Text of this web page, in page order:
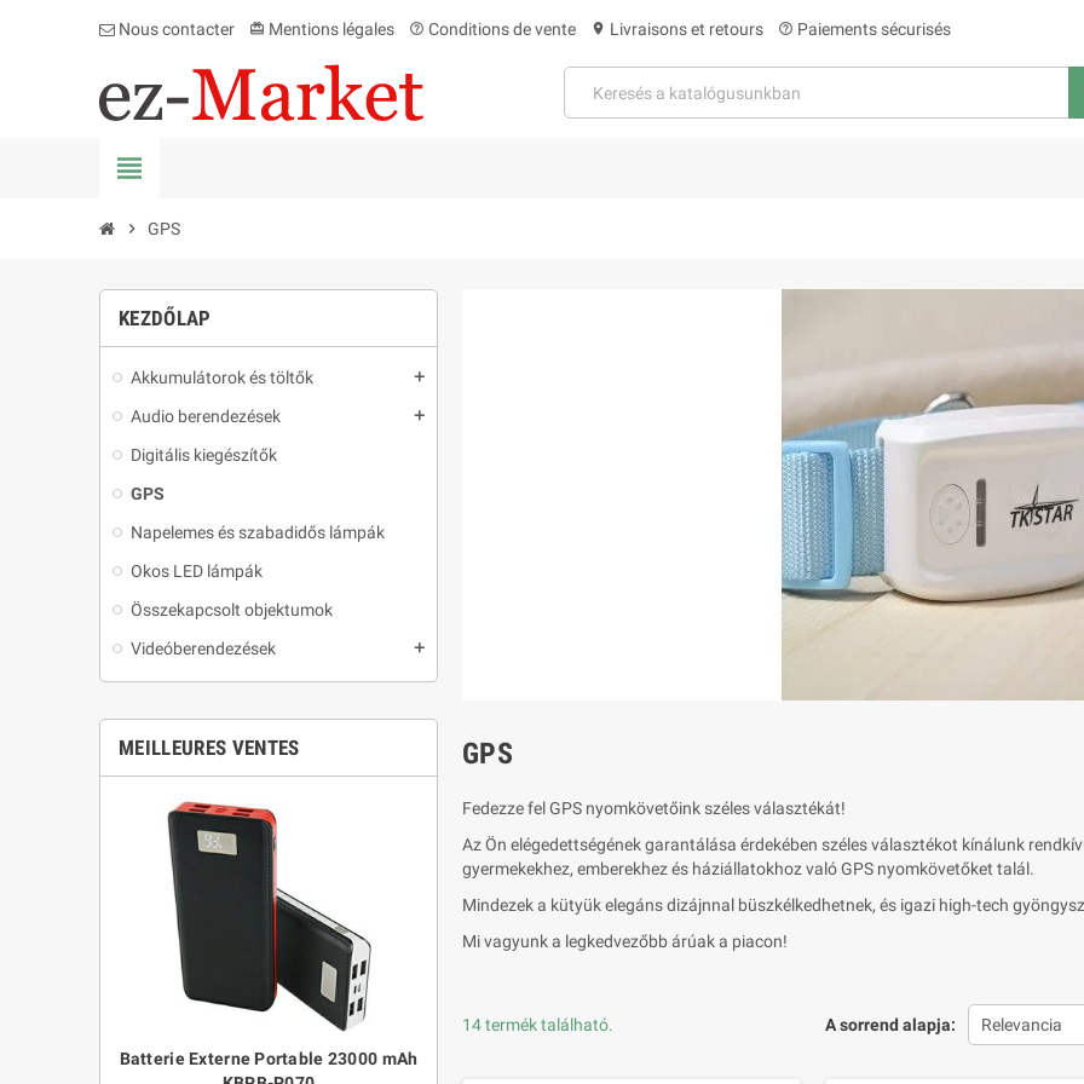
Nous contacter card_giftcard Mentions légales help_outline Conditions de vente location_on Livraisons et retours help_outline Paiements sécurisés
view_headline
chevron_right GPS
KEZDŐLAP
Akkumulátorok és töltők add
Audio berendezések add
Digitális kiegészítők
GPS
Napelemes és szabadidős lámpák
Okos LED lámpák
Összekapcsolt objektumok
Videóberendezések
add
MEILLEURES VENTES
Batterie Externe Portable 23000 mAh
GPS
Fedezze fel GPS nyomkövetőink széles választékát!
Az Ön elégedettségének garantálása érdekében széles választékot kínálunk
gyermekekhez, emberekhez és háziállatokhoz való GPS nyomkövetőket talál.
Mindezek a kütyük elegáns dizájnnal büszkélkedhetnek, és igazi high-tech
Mi vagyunk a legkedvezőbb árúak a piacon!
A sorrend alapja: Relevancia
14 termék található.